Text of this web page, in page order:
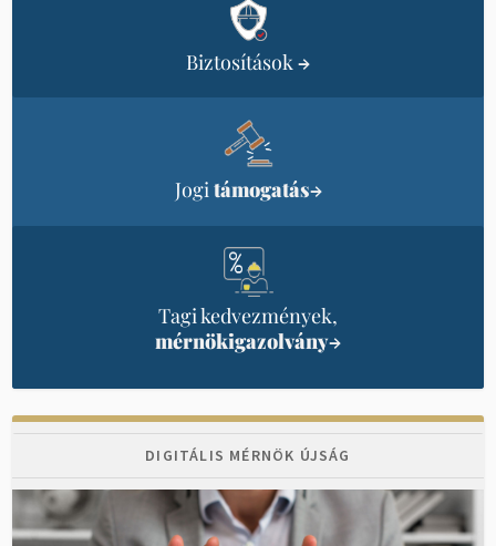
Biztosítások→
Jogitámogatás→
Tagi kedvezmények,
mérnökigazolvány→
DIGITÁLIS MÉRNÖK ÚJSÁG